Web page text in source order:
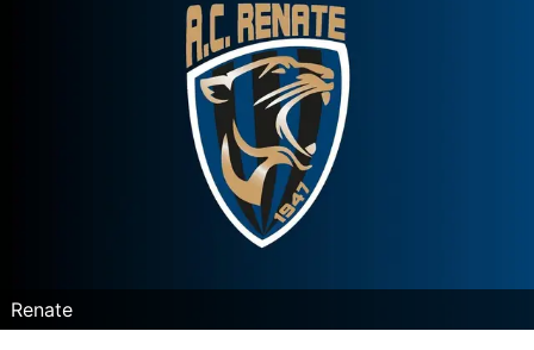
Turismo
Renate